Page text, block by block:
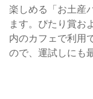
楽しめる「お土産
ます。ぴたり賞お
内のカフェで利用
ので、運試しにも